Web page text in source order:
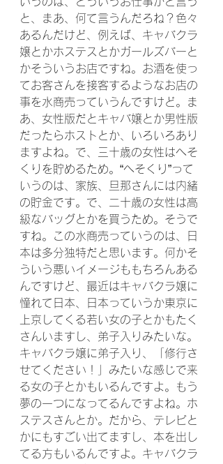
と、まあ、何て言うんだろね？色々
あるんだけど、例えば、キャバクラ
嬢とかホステスとかガールズバーと
かそういうお店ですね。お酒を使っ
てお客さんを接客するようなお店の
事を水商売っていうんですけど。ま
あ、女性版だとキャバ嬢とか男性版
だったらホストとか、いろいろあり
ますよね。で、三十歳の女性はへそ
くりを貯めるため。“へそくり”って
いうのは、家族、旦那さんには内緒
の貯金です。で、二十歳の女性は高
級なバッグとかを買うため。そうで
すね。この水商売っていうのは、日
本は多分独特だと思います。何かそ
ういう悪いイメージももちろんある
んですけど、最近はキャバクラ嬢に
憧れて日本、日本っていうか東京に
上京してくる若い女の子とかもたく
さんいますし、弟子入りみたいな。
キャバクラ嬢に弟子入り、「修行さ
せてください！」みたいな感じで来
る女の子とかもいるんですよ。もう
夢の一つになってるんですよね。ホ
ステスさんとか。だから、テレビと
かにもすごい出てますし、本を出し
てる方もいるんですよ。キャバクラ